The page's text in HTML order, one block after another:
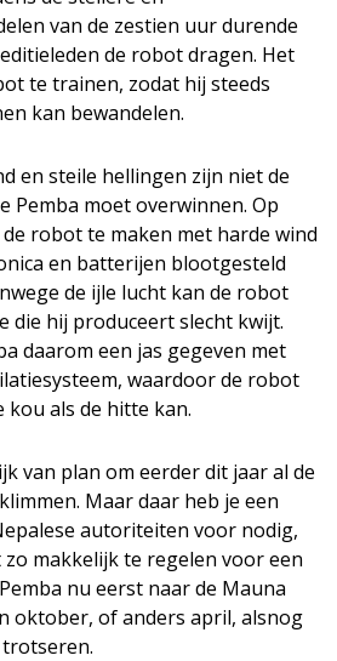
van de zestien uur durende
de robot dragen. Het
te trainen, zodat hij steeds
kan bewandelen.
en steile hellingen zijn niet de
Pemba moet overwinnen. Op
robot te maken met harde wind
en batterijen blootgesteld
de ijle lucht kan de robot
die hij produceert slecht kwijt.
daarom een jas gegeven met
waardoor de robot
kou als de hitte kan.
van plan om eerder dit jaar al de
Maar daar heb je een
autoriteiten voor nodig,
makkelijk te regelen voor een
nu eerst naar de Mauna
oktober, of anders april, alsnog